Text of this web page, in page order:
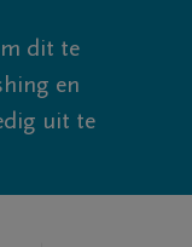
dit te
en
uit te